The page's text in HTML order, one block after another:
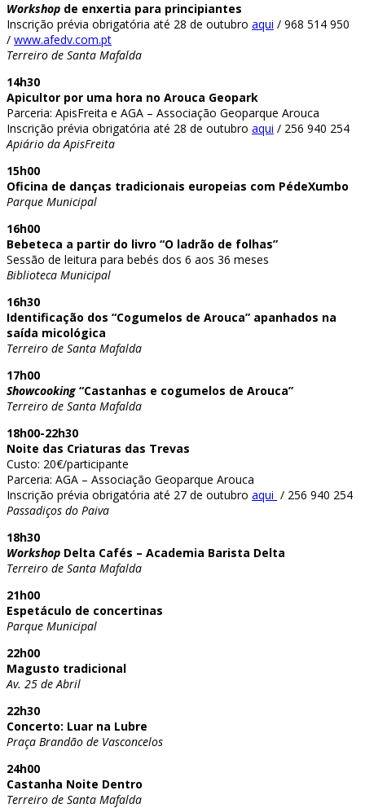
Workshop de enxertia para principiantes
Inscrição prévia obrigatória até 28 de outubro aqui / 968 514 950
/ www.afedv.com.pt
Terreiro de Santa Mafalda
14h30
Apicultor por uma hora no Arouca Geopark
Parceria: ApisFreita e AGA – Associação Geoparque Arouca
Inscrição prévia obrigatória até 28 de outubro aqui / 256 940 254
Apiário da ApisFreita
15h00
Oficina de danças tradicionais europeias com PédeXumbo
Parque Municipal
16h00
Bebeteca a partir do livro “O ladrão de folhas”
Sessão de leitura para bebés dos 6 aos 36 meses
Biblioteca Municipal
16h30
Identificação dos “Cogumelos de Arouca” apanhados na
saída micológica
Terreiro de Santa Mafalda
17h00
Showcooking “Castanhas e cogumelos de Arouca”
Terreiro de Santa Mafalda
18h00-22h30
Noite das Criaturas das Trevas
Custo: 20€/participante
Parceria: AGA – Associação Geoparque Arouca
Inscrição prévia obrigatória até 27 de outubro aqui / 256 940 254
Passadiços do Paiva
18h30
Workshop Delta Cafés – Academia Barista Delta
Terreiro de Santa Mafalda
21h00
Espetáculo de concertinas
Parque Municipal
22h00
Magusto tradicional
Av. 25 de Abril
22h30
Concerto: Luar na Lubre
Praça Brandão de Vasconcelos
24h00
Castanha Noite Dentro
Terreiro de Santa Mafalda